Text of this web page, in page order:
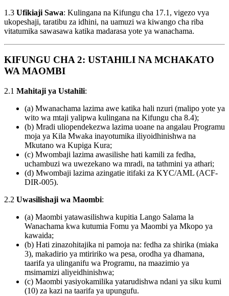
1.3 Ufikiaji Sawa: Kulingana na Kifungu cha 17.1, vigezo vya
ukopeshaji, taratibu za idhini, na uamuzi wa kiwango cha riba
vitatumika sawasawa katika madarasa yote ya wanachama.
KIFUNGU CHA 2: USTAHILI NA MCHAKATO
WA MAOMBI
2.1 Mahitaji ya Ustahili:
(a) Mwanachama lazima awe katika hali nzuri (malipo yote ya
wito wa mtaji yalipwa kulingana na Kifungu cha 8.4);
(b) Mradi uliopendekezwa lazima uoane na angalau Programu
moja ya Kila Mwaka inayotumika iliyoidhinishwa na
Mkutano wa Kupiga Kura;
(c) Mwombaji lazima awasilishe hati kamili za fedha,
uchambuzi wa uwezekano wa mradi, na tathmini ya athari;
(d) Mwombaji lazima azingatie itifaki za KYC/AML (ACF-
DIR-005).
2.2 Uwasilishaji wa Maombi:
(a) Maombi yatawasilishwa kupitia Lango Salama la
Wanachama kwa kutumia Fomu ya Maombi ya Mkopo ya
kawaida;
(b) Hati zinazohitajika ni pamoja na: fedha za shirika (miaka
3), makadirio ya mtiririko wa pesa, orodha ya dhamana,
taarifa ya ulinganifu wa Programu, na maazimio ya
msimamizi aliyeidhinishwa;
(c) Maombi yasiyokamilika yatarudishwa ndani ya siku kumi
(10) za kazi na taarifa ya upungufu.